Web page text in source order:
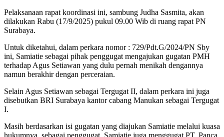
Pelaksanaan rapat koordinasi ini, sambung Judha Sasmita, akan
dilakukan Rabu (17/9/2025) pukul 09.00 Wib di ruang rapat PN
Surabaya.
Untuk diketahui, dalam perkara nomor : 729/Pdt.G/2024/PN Sby
ini, Samiatie sebagai pihak penggugat mengajukan gugatan PMH
terhadap Agus Setiawan yang dulu pernah menikah dengannya
namun berakhir dengan perceraian.
Selain Agus Setiawan sebagai Tergugat II, dalam perkara ini juga
disebutkan BRI Surabaya kantor cabang Manukan sebagai Tergugat
I.
Masih berdasarkan isi gugatan yang diajukan Samiatie melalui kuasa
hukumnya, sebagai penggugat, Samiatie juga menggugat PT. Panca